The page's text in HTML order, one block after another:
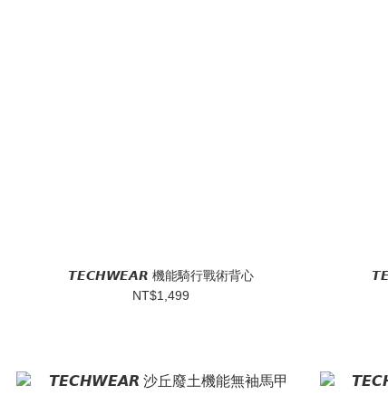
𝙏𝙀𝘾𝙃𝙒𝙀𝘼𝙍 機能騎行戰術背心
NT$1,499